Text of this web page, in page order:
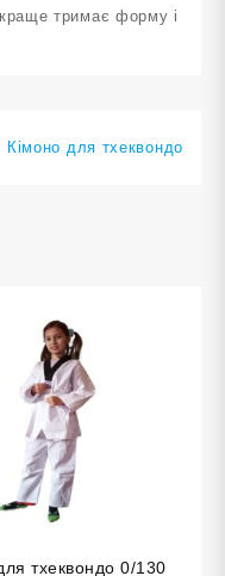
тримає форму і
Кімоно для тхеквондо
тхеквондо 0/130